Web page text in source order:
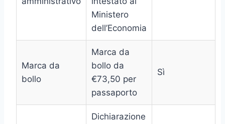
Ministero
dell’Economia
Marca da
bollo
Marca da
bollo da
€73,50 per
passaporto
Sì
Dichiarazione